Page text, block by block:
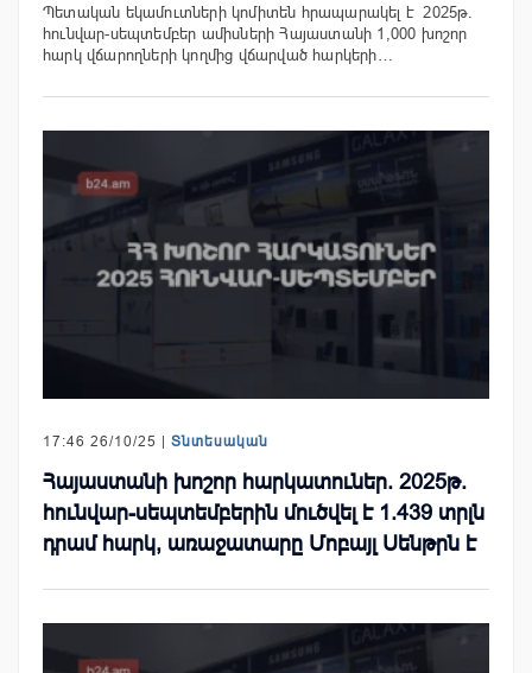
Պետական եկամուտների կոմիտեն հրապարակել է 2025թ.
հունվար-սեպտեմբեր ամիսների Հայաստանի 1,000 խոշոր
հարկ վճարողների կողմից վճարված հարկերի…
17:46 26/10/25 | Տնտեսական
Հայաստանի խոշոր հարկատուներ. 2025թ.
հունվար-սեպտեմբերին մուծվել է 1.439 տրլն
դրամ հարկ, առաջատարը Մոբայլ Սենթրն է